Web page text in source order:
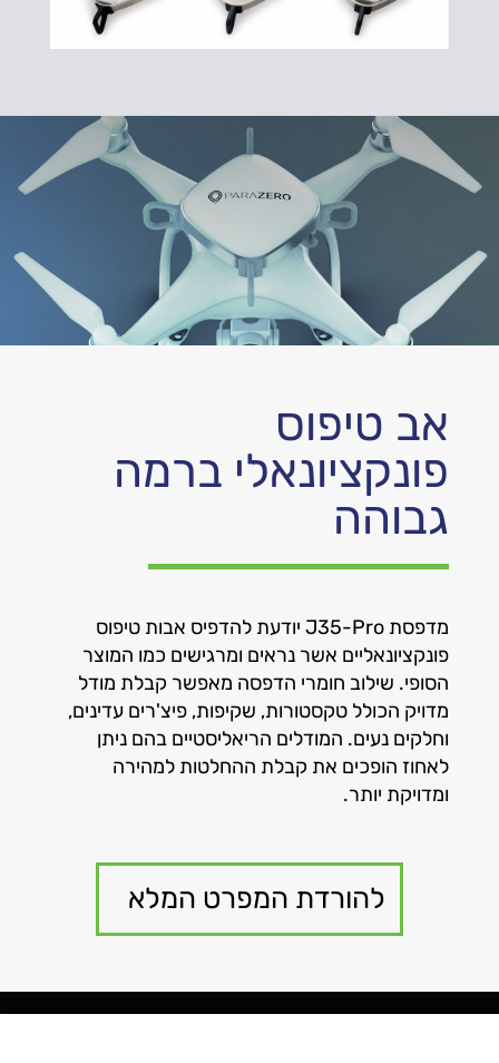
אב טיפוס
פונקציונאלי ברמה
גבוהה
מדפסת J35-Pro יודעת להדפיס אבות טיפוס
פונקציונאליים אשר נראים ומרגישים כמו המוצר
הסופי. שילוב חומרי הדפסה מאפשר קבלת מודל
מדויק הכולל טקסטורות, שקיפות, פיצ'רים עדינים,
וחלקים נעים. המודלים הריאליסטיים בהם ניתן
לאחוז הופכים את קבלת ההחלטות למהירה
ומדויקת יותר.
להורדת המפרט המלא